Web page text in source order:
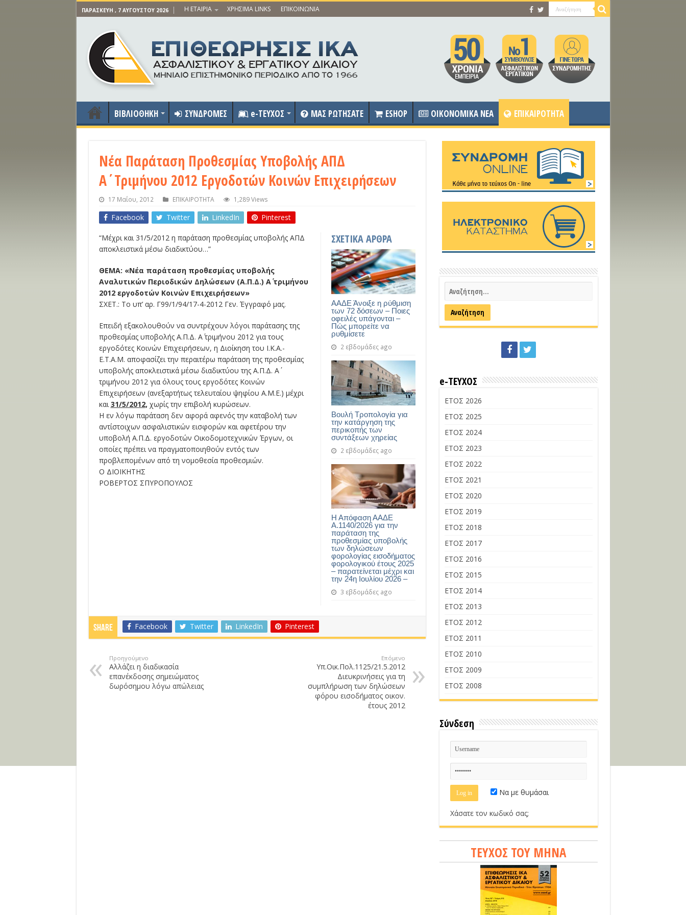
ΠΑΡΑΣΚΕΥΉ , 7 ΑΥΓΟΎΣΤΟΥ 2026 Η ΕΤΑΙΡΙΑ ΧΡΗΣΙΜΑ LINKS ΕΠΙΚΟΙΝΩΝΙΑ
ΒΙΒΛΙΟΘΗΚΗ ΣΥΝΔΡΟΜΕΣ e-ΤΕΥΧΟΣ ΜΑΣ ΡΩΤΗΣΑΤΕ ESHOP OIKONOMIKA NEA ΕΠΙΚΑΙΡΟΤΗΤΑ
Νέα Παράταση Προθεσμίας Υποβολής ΑΠΔ
Α΄Τριμήνου 2012 Εργοδοτών Κοινών Επιχειρήσεων
17 Μαΐου, 2012 ΕΠΙΚΑΙΡΟΤΗΤΑ 1,289 Views
Facebook Twitter LinkedIn Pinterest
ΣΧΕΤΙΚΑ ΑΡΘΡΑ
ΑΑΔΕ Άνοιξε η ρύθμιση
των 72 δόσεων – Ποιες
οφειλές υπάγονται –
Πώς μπορείτε να
ρυθμίσετε
2 εβδομάδες ago
Βουλή Τροπολογία για
την κατάργηση της
περικοπής των
συντάξεων χηρείας
2 εβδομάδες ago
Η Απόφαση ΑΑΔΕ
Α.1140/2026 για την
παράταση της
προθεσμίας υποβολής
των δηλώσεων
φορολογίας εισοδήματος
φορολογικού έτους 2025
– παρατείνεται μέχρι και
την 24η Ιουλίου 2026 –
3 εβδομάδες ago
“Μέχρι και 31/5/2012 η παράταση προθεσμίας υποβολής ΑΠΔ
αποκλειστικά μέσω διαδικτύου…”
ΘΕΜΑ: «Νέα παράταση προθεσμίας υποβολής
Αναλυτικών Περιοδικών Δηλώσεων (Α.Π.Δ.) Α΄ τριμήνου
2012 εργοδοτών Κοινών Επιχειρήσεων»
ΣΧΕΤ.: Το υπ’ αρ. Γ99/1/94/17-4-2012 Γεν. Έγγραφό μας.
Επειδή εξακολουθούν να συντρέχουν λόγοι παράτασης της
προθεσμίας υποβολής Α.Π.Δ. Α΄ τριμήνου 2012 για τους
εργοδότες Κοινών Επιχειρήσεων, η Διοίκηση του Ι.Κ.Α.-
Ε.Τ.Α.Μ. αποφασίζει την περαιτέρω παράταση της προθεσμίας
υποβολής αποκλειστικά μέσω διαδικτύου της Α.Π.Δ. Α΄
τριμήνου 2012 για όλους τους εργοδότες Κοινών
Επιχειρήσεων (ανεξαρτήτως τελευταίου ψηφίου Α.Μ.Ε.) μέχρι
και31/5/2012, χωρίς την επιβολή κυρώσεων.
Η εν λόγω παράταση δεν αφορά αφενός την καταβολή των
αντίστοιχων ασφαλιστικών εισφορών και αφετέρου την
υποβολή Α.Π.Δ. εργοδοτών Οικοδομοτεχνικών Έργων, οι
οποίες πρέπει να πραγματοποιηθούν εντός των
προβλεπομένων από τη νομοθεσία προθεσμιών.
Ο ΔΙΟΙΚΗΤΗΣ
ΡΟΒΕΡΤΟΣ ΣΠΥΡΟΠΟΥΛΟΣ
Share Facebook Twitter LinkedIn Pinterest
Προηγούμενο
Αλλάζει η διαδικασία
επανέκδοσης σημειώματος
δωρόσημου λόγω απώλειας
Επόμενο
Υπ.Οικ.Πολ.1125/21.5.2012
Διευκρινήσεις για τη
συμπλήρωση των δηλώσεων
φόρου εισοδήματος οικον.
έτους 2012
e-ΤΕΥΧΟΣ
ΕΤΟΣ 2026
ΕΤΟΣ 2025
ΕΤΟΣ 2024
ΕΤΟΣ 2023
ΕΤΟΣ 2022
ΕΤΟΣ 2021
ΕΤΟΣ 2020
ΕΤΟΣ 2019
ΕΤΟΣ 2018
ΕΤΟΣ 2017
ΕΤΟΣ 2016
ΕΤΟΣ 2015
ΕΤΟΣ 2014
ΕΤΟΣ 2013
ΕΤΟΣ 2012
ΕΤΟΣ 2011
ΕΤΟΣ 2010
ΕΤΟΣ 2009
ΕΤΟΣ 2008
Σύνδεση
Να με θυμάσαι
Χάσατε τον κωδικό σας;
ΤΕΥΧΟΣ ΤΟΥ ΜΗΝΑ